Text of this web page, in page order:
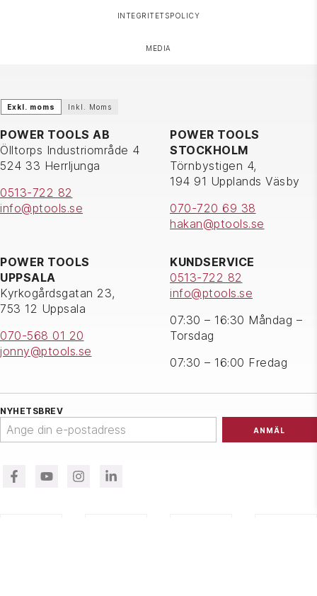
INTEGRITETSPOLICY
MEDIA
Exkl. moms Inkl. Moms
POWER TOOLS AB
Ölltorps Industriområde 4
524 33 Herrljunga
0513-722 82
info@ptools.se
POWER TOOLS
STOCKHOLM
Törnbystigen 4,
194 91 Upplands Väsby
070-720 69 38
hakan@ptools.se
POWER TOOLS
UPPSALA
Kyrkogårdsgatan 23,
753 12 Uppsala
070-568 01 20
jonny@ptools.se
KUNDSERVICE
0513-722 82
info@ptools.se
07:30 – 16:30 Måndag –
Torsdag
07:30 – 16:00 Fredag
NYHETSBREV